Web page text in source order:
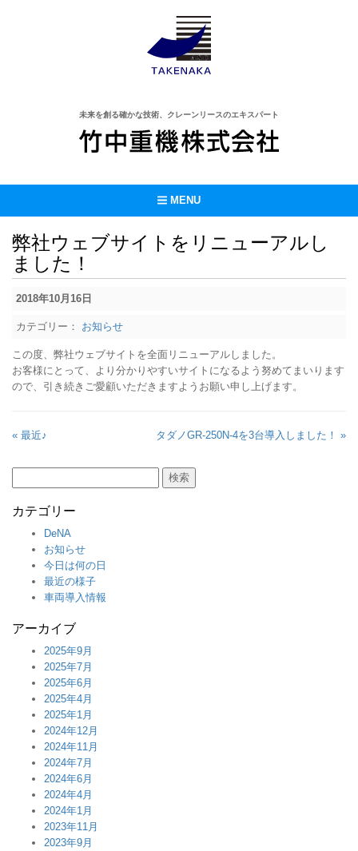
未来を創る確かな技術、クレーンリースのエキスパート
MENU
弊社ウェブサイトをリニューアルし
ました！
2018年10月16日
カテゴリー： お知らせ
この度、弊社ウェブサイトを全面リニューアルしました。
お客様にとって、より分かりやすいサイトになるよう努めてまいります
ので、引き続きご愛顧いただきますようお願い申し上げます。
« 最近♪ タダノGR-250N-4を3台導入しました！ »
索:
カテゴリー
DeNA
お知らせ
今日は何の日
最近の様子
車両導入情報
アーカイブ
2025年9月
2025年7月
2025年6月
2025年4月
2025年1月
2024年12月
2024年11月
2024年7月
2024年6月
2024年4月
2024年1月
2023年11月
2023年9月